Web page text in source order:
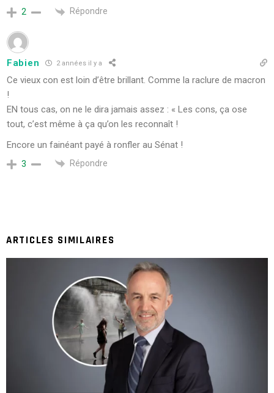
2 Répondre
Fabien 2 années il y a
Ce vieux con est loin d’être brillant. Comme la raclure de macron
!
EN tous cas, on ne le dira jamais assez : « Les cons, ça ose
tout, c’est même à ça qu’on les reconnaît !
Encore un fainéant payé à ronfler au Sénat !
3 Répondre
ARTICLES SIMILAIRES